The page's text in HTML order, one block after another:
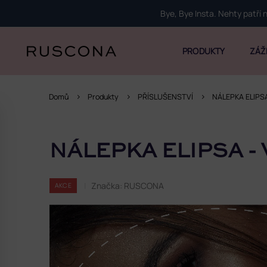
obsah
Bye, Bye Insta. Nehty patří
PRODUKTY
Domů Produkty PŘÍSLUŠENSTVÍ NÁLEPKA
o
s
r
a
n
NÁLEPKA ELIPSA -
AKCE Značka: RUSCONA